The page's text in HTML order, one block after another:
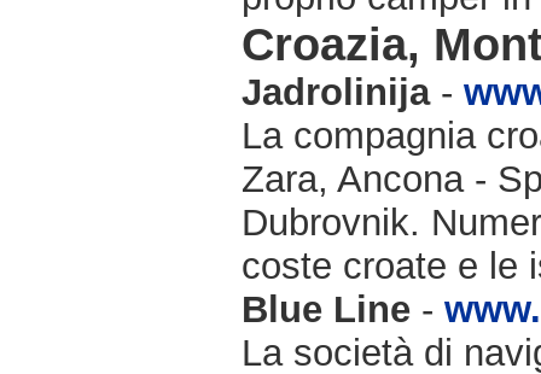
Croazia,
Jadrolinija-
La compagnia
Zara, Ancona -
Dubrovnik.
coste croate e le
Blue Line -
La società di